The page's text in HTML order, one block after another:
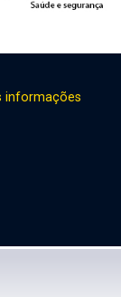
informações